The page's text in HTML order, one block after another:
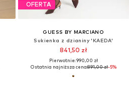
OFERTA
GUESS BY MARCIANO
Sukienka z dzianiny 'KAEDA'
841,50 zł
Pierwotnie: 990,00 zł
Ostatnia najniższa cena:891,00 zł-5%